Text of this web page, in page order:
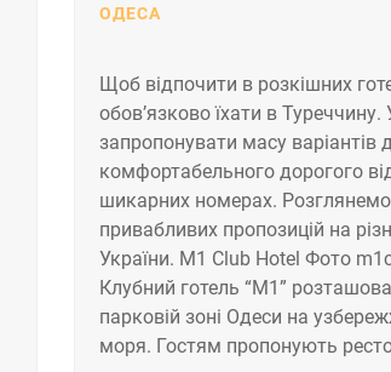
ОДЕСА
Щоб відпочити в розкішних
обов’язково їхати в
запропонувати масу варіантів
комфортабельного дорогого
шикарних номерах. Розглянемо
привабливих пропозицій на
України. M1 Club Hotel Фото
Клубний готель “M1”
парковій зоні Одеси на
моря. Гостям пропонують